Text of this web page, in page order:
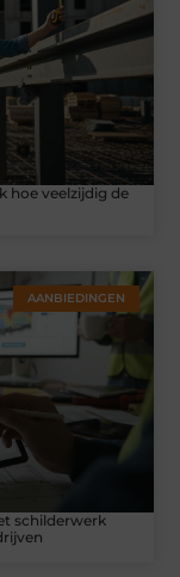
hoe veelzijdig de
AANBIEDINGEN
schilderwerk